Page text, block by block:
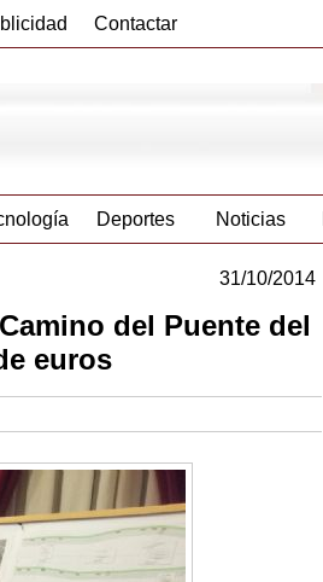
Contactar
Deportes Noticias
31/10/2014
del Puente del
euros